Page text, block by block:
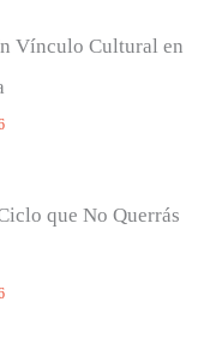
Vínculo Cultural en
que No Querrás